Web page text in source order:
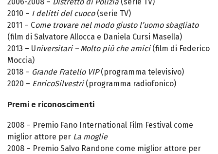
2006-2008 – Distretto di Polizia (serie TV)
2010 – I delitti del cuoco(serie TV)
2011 – Come trovare nel modo giusto l’uomo sbagliato
(film di Salvatore Allocca e Daniela Cursi Masella)
2013 – Universitari – Molto più che amici(film di Federico
Moccia)
2018 – Grande Fratello VIP(programma televisivo)
2020 – EnricoSilvestri(programma radiofonico)
Premi e riconoscimenti
2008 – Premio Fano International Film Festival come
miglior attore per La moglie
2008 – Premio Salvo Randone come miglior attore per